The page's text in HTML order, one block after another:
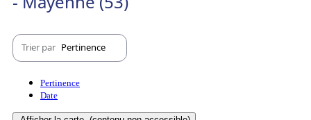
Trier par Pertinence
Pertinence
Date